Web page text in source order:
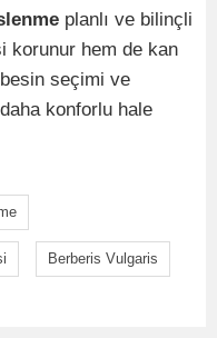
planlı ve bilinçli
korunur hem de kan
seçimi ve
konforlu hale
Berberis Vulgaris